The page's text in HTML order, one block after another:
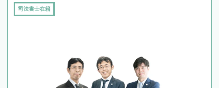
司法書士在籍